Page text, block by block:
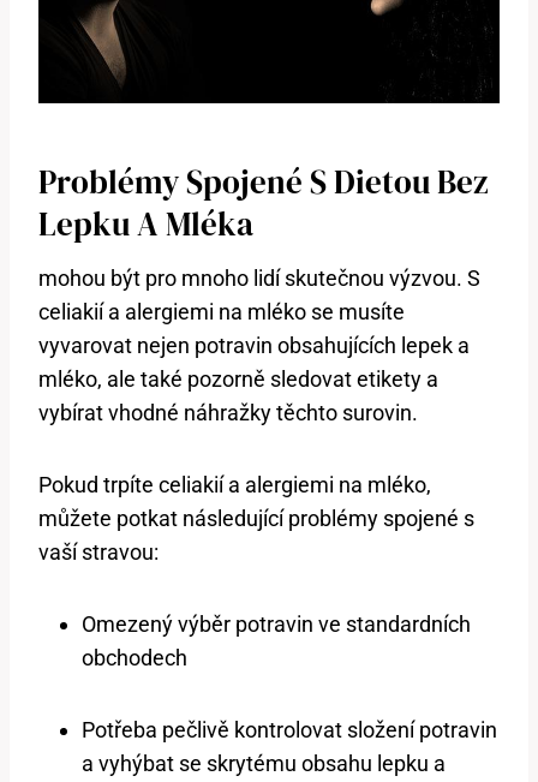
Problémy Spojené S Dietou Bez
Lepku A Mléka
mohou být pro mnoho lidí skutečnou výzvou. S
celiakií a alergiemi na mléko se musíte
vyvarovat nejen potravin obsahujících lepek a
mléko, ale také pozorně sledovat etikety a
vybírat vhodné náhražky těchto surovin.
Pokud trpíte celiakií a alergiemi na mléko,
můžete potkat následující problémy spojené s
vaší stravou:
Omezený výběr potravin ve standardních
obchodech
Potřeba pečlivě kontrolovat složení potravin
a vyhýbat se skrytému obsahu lepku a